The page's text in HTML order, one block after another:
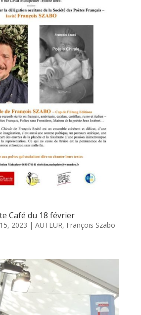
Café du 18 février
2023 | AUTEUR, François Szabo